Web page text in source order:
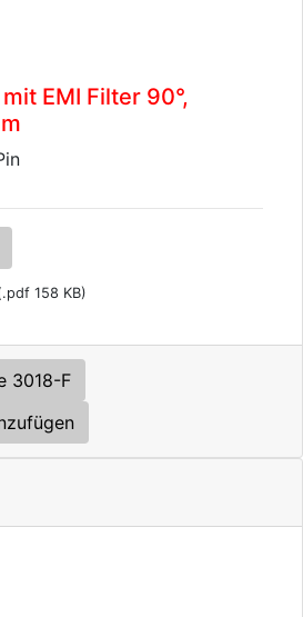
EMI Filter 90°,
158 KB)
3018-F